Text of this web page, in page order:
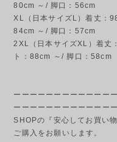
80cm ～/ 脚口：56cm
XL（日本サイズL）着丈：
84cm ～/ 脚口：57cm
2XL（日本サイズXL）着丈
ト：88cm ～/ 脚口：58cm
ーーーーーーーーーーーー
ーーーーーーーーーーーー
SHOPの『安心してお買い
ご購入をお願いします。